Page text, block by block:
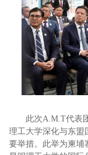
此次A.M.T代表
理工大学深化与东盟
要举措。此举为柬埔